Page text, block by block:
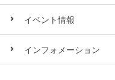
イベント情報
インフォメーション